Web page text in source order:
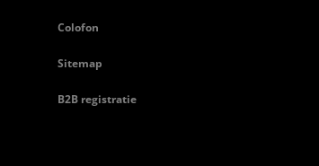
Colofon
Sitemap
B2B registratie